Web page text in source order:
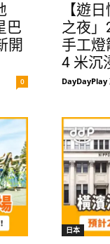
巴
開
0
【遊
之夜
手工
4 米沉
DayDayPlay
日本